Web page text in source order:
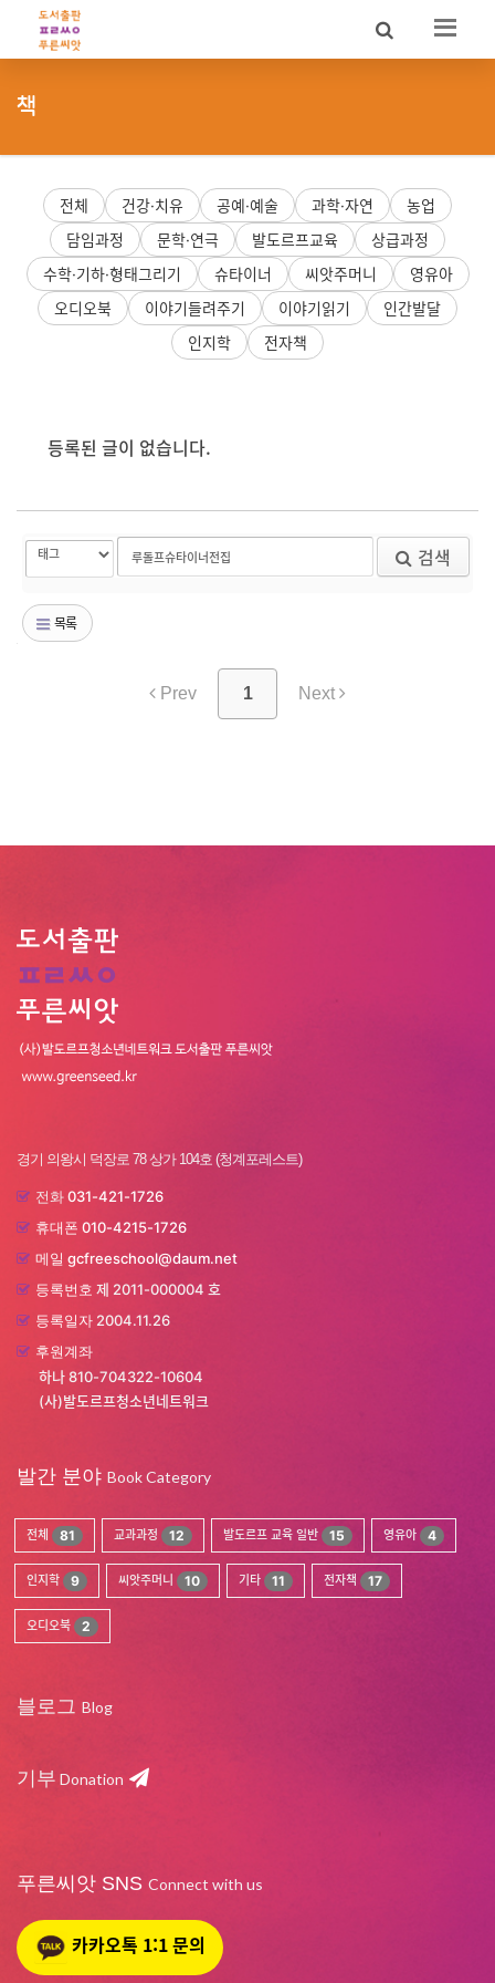
책
전체 건강·치유 공예·예술 과학·자연
농업
담임과정
문학·연극 발도르프교육
상급과정
수학·기하·형태그리기
슈타이너 씨앗주머니
영유아
오디오북
이야기들려주기 이야기읽기
인간발달
인지학
전자책
등록된 글이 없습니다.
검색
목록
Prev 1 Next
경기 의왕시 덕장로 78 상가 104호 (청계포레스트)
전화 031-421-1726
휴대폰 010-4215-1726
메일 gcfreeschool@daum.net
등록번호 제 2011-000004 호
등록일자 2004.11.26
후원계좌
하나 810-704322-10604
(사)발도르프청소년네트워크
발간 분야 Book Category
전체 81 교과과정 12 발도르프 교육 일반 15 영유아 4
인지학 9 씨앗주머니 10 기타 11 전자책 17
오디오북 2
블로그 Blog
기부 Donation
푸른씨앗 SNS Connect with us
카카오톡 1:1 문의